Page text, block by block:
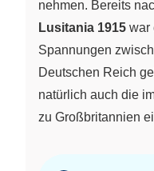
nehmen. Bereits
Lusitania 1915 war
Spannungen
Deutschen Reich
natürlich auch die
zu Großbritannien